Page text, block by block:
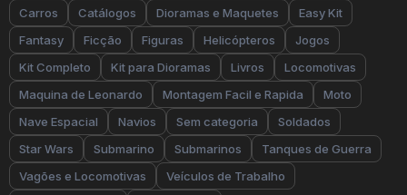
Carros
Catálogos Dioramas e Maquetes
Easy Kit
Fantasy
Ficção Figuras Helicópteros
Jogos
Kit Completo
Kit para Dioramas Livros
Locomotivas
Maquina de Leonardo
Montagem Facil e Rapida
Moto
Nave Espacial
Navios Sem categoria
Soldados
Star Wars
Submarino Submarinos
Tanques de Guerra
Vagões e Locomotivas
Veículos de Trabalho